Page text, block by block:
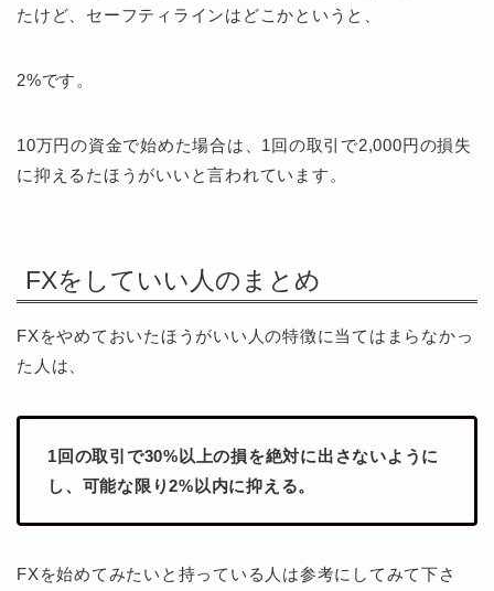
たけど、セーフティラインはどこかというと、
2%です。
10万円の資金で始めた場合は、1回の取引で2,000円の損失
に抑えるたほうがいいと言われています。
FXをしていい人のまとめ
FXをやめておいたほうがいい人の特徴に当てはまらなかっ
た人は、
1回の取引で30%以上の損を絶対に出さないように
し、可能な限り2%以内に抑える。
FXを始めてみたいと持っている人は参考にしてみて下さ